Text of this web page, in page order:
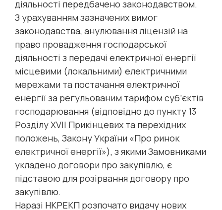
діяльності передбачено законодавством.
З урахуванням зазначених вимог
законодавства, анулювання ліцензій на
право провадження господарської
діяльності з передачі електричної енергії
місцевими (локальними) електричними
мережами та постачання електричної
енергії за регульованим тарифом суб’єктів
господарювання (відповідно до пункту 13
Розділу XVII Прикінцевих та перехідних
положень, Закону України «Про ринок
електричної енергії»), з якими Замовниками
укладено договори про закупівлю, є
підставою для розірвання договору про
закупівлю.
Наразі НКРЕКП розпочато видачу нових